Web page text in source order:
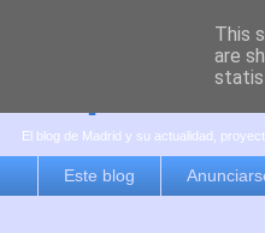
es por
El blog de Madrid y su actualidad,
Este blog
This
are